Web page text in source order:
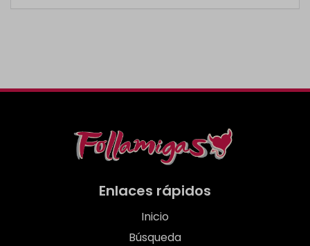
Enlaces rápidos
Inicio
Búsqueda